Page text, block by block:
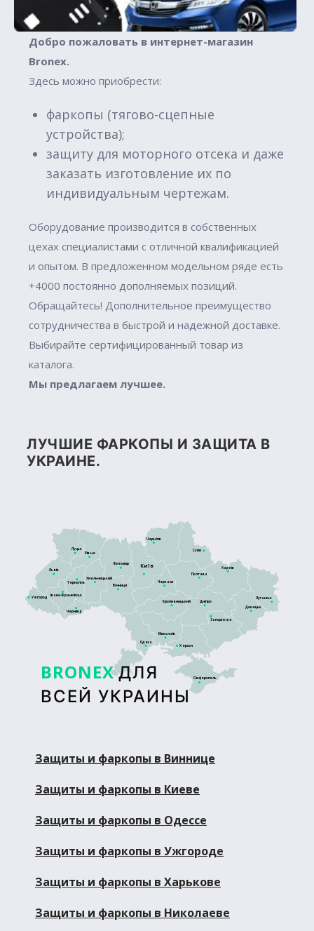
Добро пожаловать в интернет-магазин
Вronex.
Здесь можно приобрести:
фаркопы (тягово-сцепные
устройства);
защиту для моторного отсека и даже
заказать изготовление их по
индивидуальным чертежам.
Оборудование производится в собственных
цехах специалистами с отличной квалификацией
и опытом. В предложенном модельном ряде есть
+4000 постоянно дополняемых позиций.
Обращайтесь! Дополнительное преимущество
сотрудничества в быстрой и надежной доставке.
Выбирайте сертифицированный товар из
каталога.
Мы предлагаем лучшее.
ЛУЧШИЕ ФАРКОПЫ И ЗАЩИТА В
УКРАИНЕ.
BRONEX ДЛЯ
ВСЕЙ УКРАИНЫ
Сімферополь
Луцьк
Київ
Житомир
Тернопіль
Рівне
Львів
Дніпро
Кропивницький
Харків
Полтава
Черкаси
Суми
Чернігів
Запоріжжя
Херсон
Донецьк
Луганськ
Ужгород
Чернівці
Вінниця
Хмельницький
Івано-Франківськ
Миколаїв
Одеса
Защиты и фаркопы в Виннице
Защиты и фаркопы в Киеве
Защиты и фаркопы в Одессе
Защиты и фаркопы в Ужгороде
Защиты и фаркопы в Харькове
Защиты и фаркопы в Николаеве